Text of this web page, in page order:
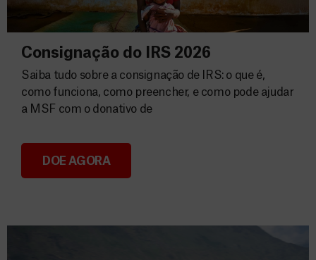
Consignação do IRS 2026
Consignação do IRS 2026
Saiba tudo sobre a consignação de IRS: o que é,
como funciona, como preencher, e como pode ajudar
a MSF com o donativo de
DOE AGORA